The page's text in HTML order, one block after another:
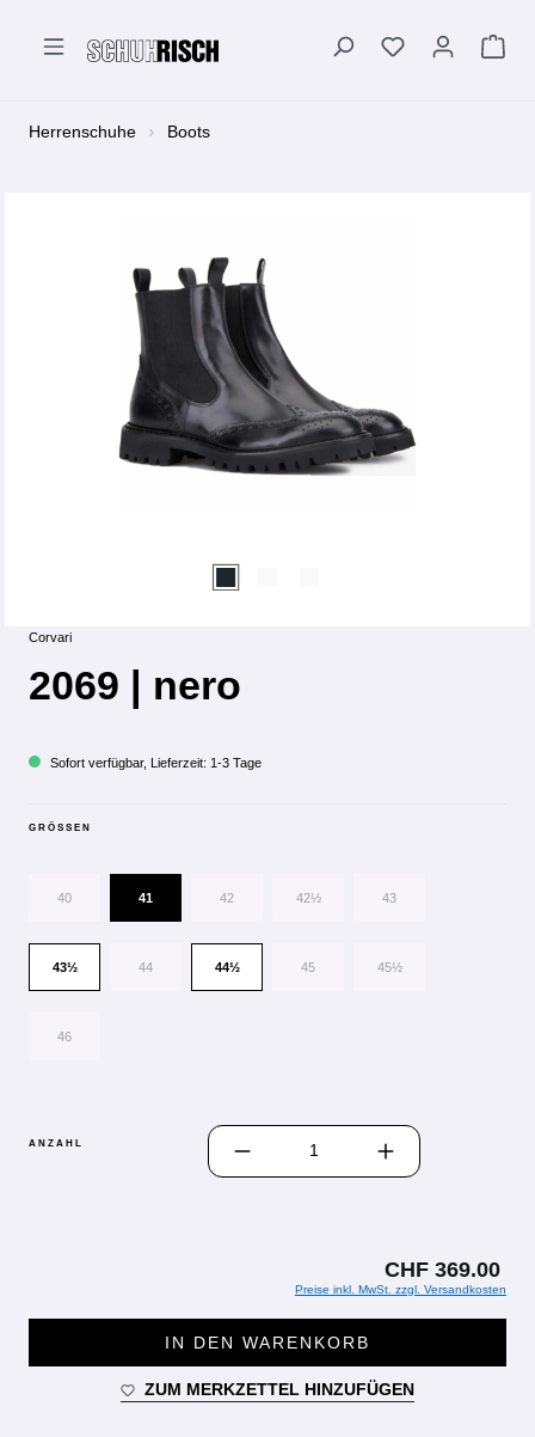
Herrenschuhe Boots
Corvari
2069 | nero
Sofort verfügbar, Lieferzeit: 1-3 Tage
GRÖSSEN
40 41 42 42½ 43
43½ 44 44½ 45 45½
46
ANZAHL
PRODUKT ANZAHL: GIB DEN
CHF 369.00
Preise inkl. MwSt. zzgl. Versandkosten
IN DEN WARENKORB
ZUM MERKZETTEL HINZUFÜGEN